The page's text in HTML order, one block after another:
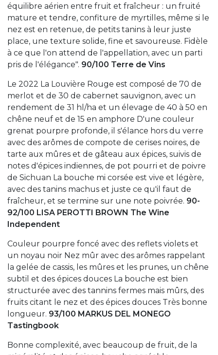
équilibre aérien entre fruit et fraîcheur : un fruité
mature et tendre, confiture de myrtilles, même si le
nez est en retenue, de petits tanins à leur juste
place, une texture solide, fine et savoureuse. Fidèle
à ce que l'on attend de l'appellation, avec un parti
pris de l'élégance". 90/100 Terre de Vins
Le 2022 La Louvière Rouge est composé de 70 de
merlot et de 30 de cabernet sauvignon, avec un
rendement de 31 hl/ha et un élevage de 40 à 50 en
chêne neuf et de 15 en amphore D'une couleur
grenat pourpre profonde, il s'élance hors du verre
avec des arômes de compote de cerises noires, de
tarte aux mûres et de gâteau aux épices, suivis de
notes d'épices indiennes, de pot pourri et de poivre
de Sichuan La bouche mi corsée est vive et légère,
avec des tanins machus et juste ce qu'il faut de
fraîcheur, et se termine sur une note poivrée. 90-
92/100 LISA PEROTTI BROWN The Wine
Independent
Couleur pourpre foncé avec des reflets violets et
un noyau noir Nez mûr avec des arômes rappelant
la gelée de cassis, les mûres et les prunes, un chêne
subtil et des épices douces La bouche est bien
structurée avec des tannins fermes mais mûrs, des
fruits citant le nez et des épices douces Très bonne
longueur. 93/100 MARKUS DEL MONEGO
Tastingbook
Bonne complexité, avec beaucoup de fruit, de la